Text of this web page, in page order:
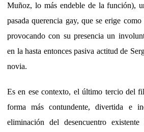
Muñoz, lo más endeble de la función),
pasada querencia gay, que se erige
provocando con su presencia un
en la hasta entonces pasiva actitud de
novia.
Es en ese contexto, el último tercio del
forma más contundente, divertida e
eliminación del desencuentro